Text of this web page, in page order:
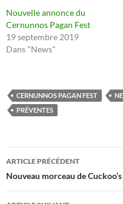
Nouvelle annonce du
Cernunnos Pagan Fest
19 septembre 2019
Dans "News"
CERNUNNOS PAGAN FEST
PRÉVENTES
Navigation
des
articles
ARTICLE PRÉCÉDENT
Nouveau morceau de